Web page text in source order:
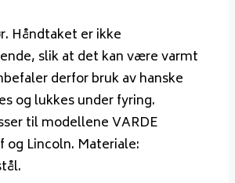
Håndtaket er ikke
slik at det kan være varmt
derfor bruk av hanske
og lukkes under fyring.
til modellene VARDE
og Lincoln. Materiale: